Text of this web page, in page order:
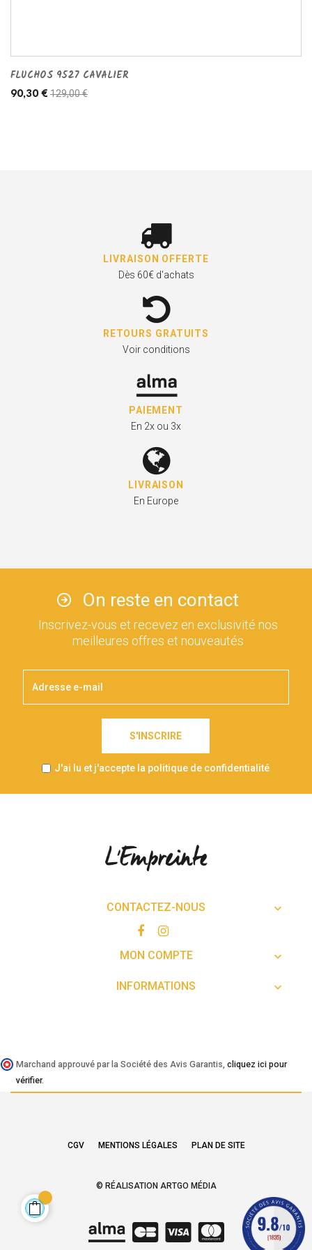
FLUCHOS 9527 CAVALIER
90,30 € 129,00 €
LIVRAISON OFFERTE
Dès 60€ d'achats
RETOURS GRATUITS
Voir conditions
PAIEMENT
En 2x ou 3x
LIVRAISON
En Europe
On reste en contact
Inscrivez-vous et recevez en exclusivité nos
meilleures offres et nouveautés
S'INSCRIRE
J'ai lu et j'accepte la politique de confidentialité
CONTACTEZ-NOUS 
MON COMPTE 
INFORMATIONS 
Marchand approuvé par la Société des Avis Garantis, cliquez ici pour
vérifier.
CGV MENTIONS LÉGALES PLAN DE SITE
© RÉALISATION ARTGO MÉDIA